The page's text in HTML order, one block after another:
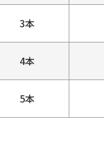
3本
4本
5本